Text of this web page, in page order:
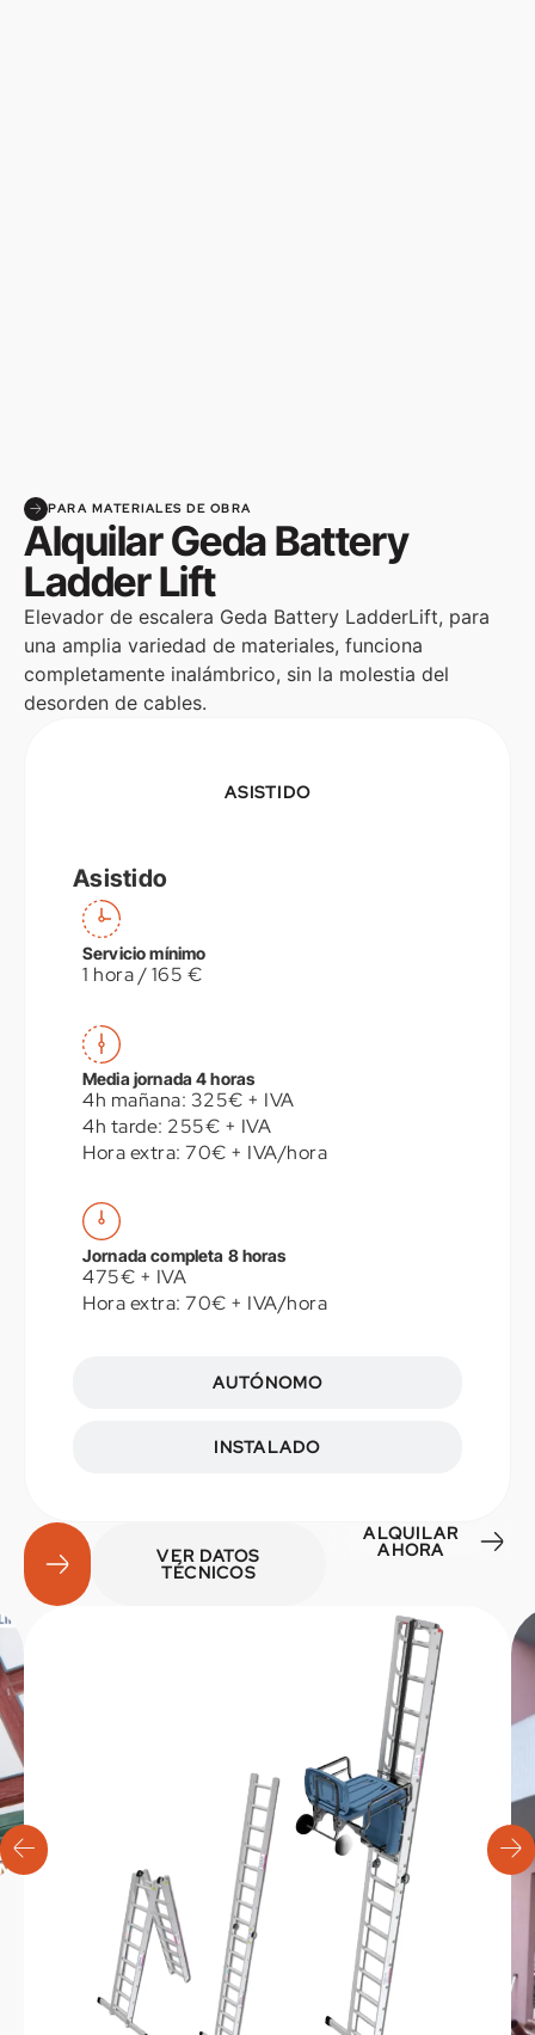
PARA MATERIALES DE OBRA
Alquilar Geda Battery
Ladder Lift
Elevador de escalera Geda Battery LadderLift, para
una amplia variedad de materiales, funciona
completamente inalámbrico, sin la molestia del
desorden de cables.
ASISTIDO
AUTÓNOMO
INSTALADO
Asistido
Servicio mínimo
1 hora / 165 €
Media jornada 4 horas
4h mañana: 325€ + IVA
4h tarde: 255€ + IVA
Hora extra: 70€ + IVA/hora
Jornada completa 8 horas
475€ + IVA
Hora extra: 70€ + IVA/hora
VER DATOS
TÉCNICOS
ALQUILAR
AHORA